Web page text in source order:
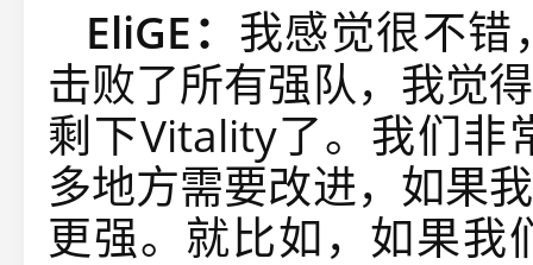
EliGE： 我感觉很不错
击败了所有强队，我觉
剩下Vitality了。我们非
多地方需要改进，如果
更强。就比如，如果我